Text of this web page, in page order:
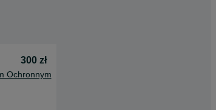
300 zł
Ochronnym